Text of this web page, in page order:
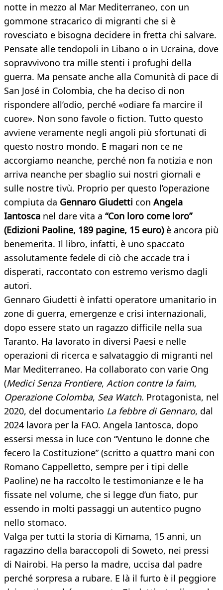
notte in mezzo al Mar Mediterraneo, con un
gommone stracarico di migranti che si è
rovesciato e bisogna decidere in fretta chi salvare.
Pensate alle tendopoli in Libano o in Ucraina, dove
sopravvivono tra mille stenti i profughi della
guerra. Ma pensate anche alla Comunità di pace di
San José in Colombia, che ha deciso di non
rispondere all’odio, perché «odiare fa marcire il
cuore». Non sono favole o fiction. Tutto questo
avviene veramente negli angoli più sfortunati di
questo nostro mondo. E magari non ce ne
accorgiamo neanche, perché non fa notizia e non
arriva neanche per sbaglio sui nostri giornali e
sulle nostre tivù. Proprio per questo l’operazione
compiuta da Gennaro Giudetti con Angela
Iantosca nel dare vita a “Con loro come loro”
(Edizioni Paoline, 189 pagine, 15 euro)è ancora più
benemerita. Il libro, infatti, è uno spaccato
assolutamente fedele di ciò che accade tra i
disperati, raccontato con estremo verismo dagli
autori.
Gennaro Giudetti è infatti operatore umanitario in
zone di guerra, emergenze e crisi internazionali,
dopo essere stato un ragazzo difficile nella sua
Taranto. Ha lavorato in diversi Paesi e nelle
operazioni di ricerca e salvataggio di migranti nel
Mar Mediterraneo. Ha collaborato con varie Ong
(Medici Senza Frontiere, Action contre la faim,
Operazione Colomba, Sea Watch. Protagonista, nel
2020, del documentario La febbre di Gennaro, dal
2024 lavora per la FAO. Angela Iantosca, dopo
essersi messa in luce con “Ventuno le donne che
fecero la Costituzione” (scritto a quattro mani con
Romano Cappelletto, sempre per i tipi delle
Paoline) ne ha raccolto le testimonianze e le ha
fissate nel volume, che si legge d’un fiato, pur
essendo in molti passaggi un autentico pugno
nello stomaco.
Valga per tutti la storia di Kimama, 15 anni, un
ragazzino della baraccopoli di Soweto, nei pressi
di Nairobi. Ha perso la madre, uccisa dal padre
perché sorpresa a rubare. E là il furto è il peggiore